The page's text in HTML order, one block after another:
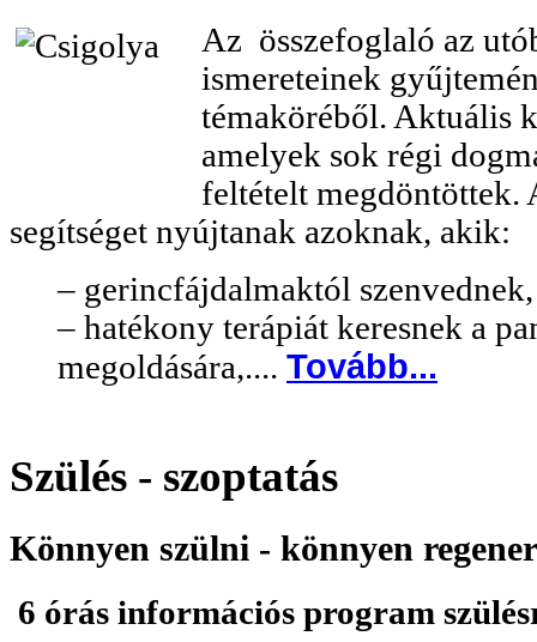
Az összefoglaló az
ismereteinek
témaköréből. Aktuális
amelyek sok régi
feltételt
segítséget nyújtanak azoknak, akik:
– gerincfájdalmaktól
– hatékony terápiát keresnek a
megoldására,.... Tovább...
Szülés - szoptatás
Könnyen szülni - könnyen
6 órás információs program